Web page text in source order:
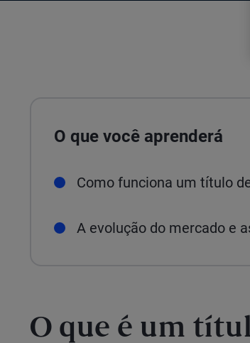
O que você aprenderá
Como funciona um título
A evolução do mercado e
O que é um